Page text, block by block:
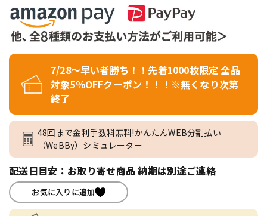
7/28～早い者勝ち！！先着1000枚限定 全品
対象5％OFFクーポン！！！※無くなり次第
終了
48回まで金利手数料無料!かんたんWEB分割払い
（WeBBy）シミュレーター
配送日目安：お取り寄せ商品 納期は別途ご連絡
お気に入りに追加